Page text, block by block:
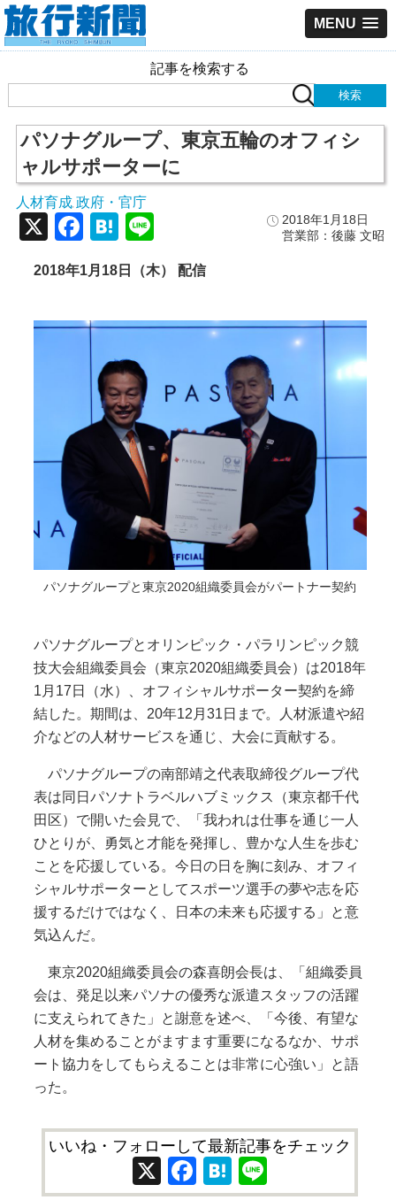
MENU
記事を検索する
パソナグループ、東京五輪のオフィシ
ャルサポーターに
人材育成, 政府・官庁
2018年1月18日
営業部：後藤 文昭
X Facebook
Hatena
2018年1月18日（木） 配信
パソナグループと東京2020組織委員会がパートナー契約
パソナグループとオリンピック・パラリンピック競
技大会組織委員会（東京2020組織委員会）は2018年
1月17日（水）、オフィシャルサポーター契約を締
結した。期間は、20年12月31日まで。人材派遣や紹
介などの人材サービスを通じ、大会に貢献する。
パソナグループの南部靖之代表取締役グループ代
表は同日パソナトラベルハブミックス（東京都千代
田区）で開いた会見で、「我われは仕事を通じ一人
ひとりが、勇気と才能を発揮し、豊かな人生を歩む
ことを応援している。今日の日を胸に刻み、オフィ
シャルサポーターとしてスポーツ選手の夢や志を応
援するだけではなく、日本の未来も応援する」と意
気込んだ。
東京2020組織委員会の森喜朗会長は、「組織委員
会は、発足以来パソナの優秀な派遣スタッフの活躍
に支えられてきた」と謝意を述べ、「今後、有望な
人材を集めることがますます重要になるなか、サポ
ート協力をしてもらえることは非常に心強い」と語
った。
いいね・フォローして最新記事をチェック
X Facebook
Hatena